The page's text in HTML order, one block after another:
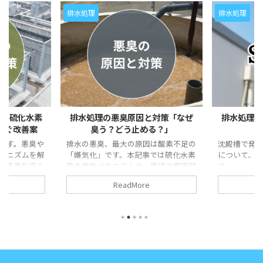
硫化水素
ぐ改善案
す。悪臭や
ニズムを解
資産を守る
す。
排水処理
排水処理の悪臭原因と対策「なぜ
臭う？どう止める？」
排水の悪臭、最大の原因は酸素不足の
「嫌気化」です。本記事では硫化水素
等の発生メカニズムや、現場で即実践
できる5つの根本対策を解説します。
ReadMore
排水処理
排水処理
沈殿槽で発
について、
す。